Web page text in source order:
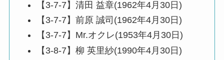
【3-7-7】清田 益章(1962年4月30日)
【3-7-7】前原 誠司(1962年4月30日)
【3-7-7】Mr.オクレ(1953年4月30日)
【3-8-7】柳 英里紗(1990年4月30日)